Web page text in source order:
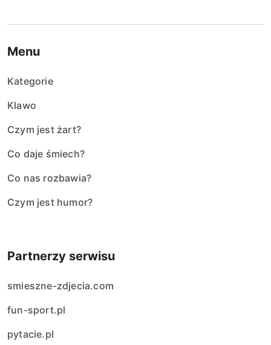
Menu
Kategorie
Klawo
Czym jest żart?
Co daje śmiech?
Co nas rozbawia?
Czym jest humor?
Partnerzy serwisu
smieszne-zdjecia.com
fun-sport.pl
pytacie.pl